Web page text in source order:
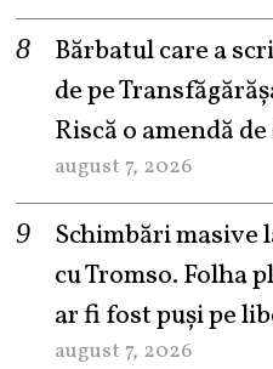
Bărbatul care a
de pe
Riscă o amendă
august 7, 2026
Schimbări masive
cu Tromso. Folha
ar fi fost puși pe
august 7, 2026